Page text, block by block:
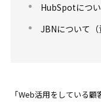
HubSpotにつ
JBNについて（
「Web活用をしている